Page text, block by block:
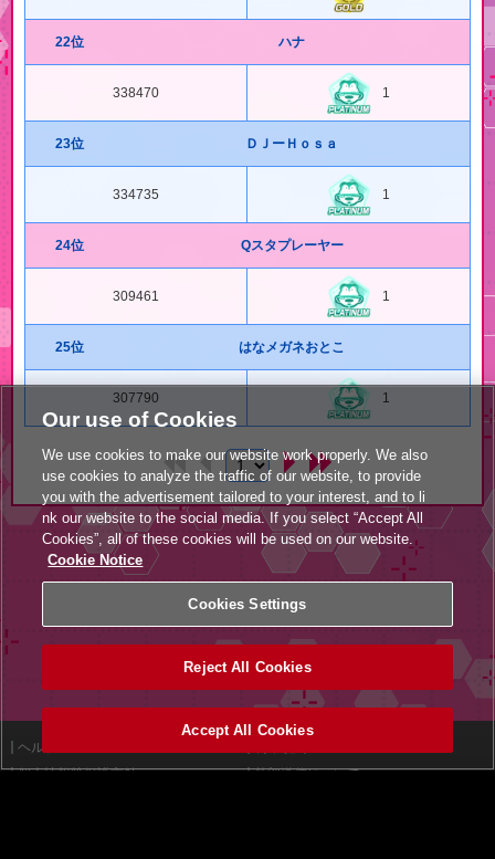
22位 ハナ
338470 1
23位 ＤＪーＨｏｓａ
334735 1
24位 Qスタプレーヤー
309461 1
25位 はなメガネおとこ
307790 1
ヘルプ
個人情報等保護方針
外部送信について
Our use of Cookies
We use cookies to make our website work properly. We also
use cookies to analyze the traffic of our website, to provide
you with the advertisement tailored to your interest, and to li
nk our website to the social media. If you select “Accept All
Cookies”, all of these cookies will be used on our website.
Cookie Notice
Cookies Settings
Reject All Cookies
Accept All Cookies